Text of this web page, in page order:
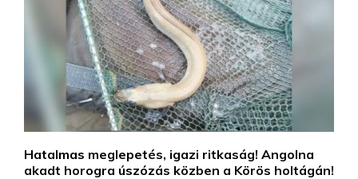
Hatalmas meglepetés, igazi ritkaság! Angolna
akadt horogra úszózás közben a Körös holtágán!